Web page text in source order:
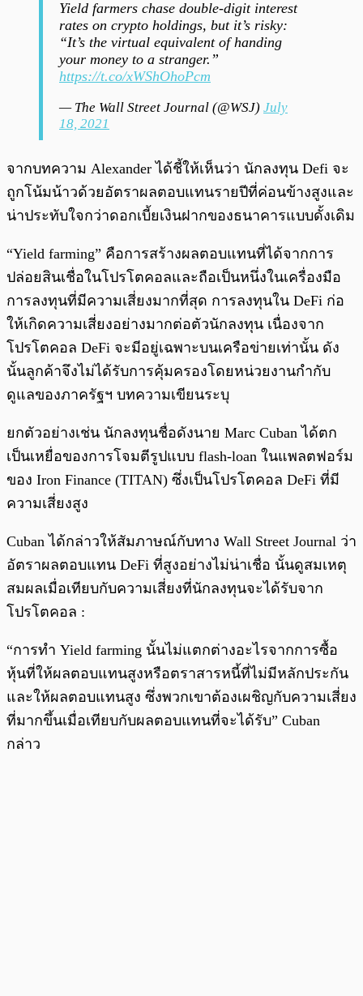
Yield farmers chase double-digit interest
rates on crypto holdings, but it’s risky:
“It’s the virtual equivalent of handing
your money to a stranger.”
https://t.co/xWShOhoPcm
— The Wall Street Journal (@WSJ) July
18, 2021
จากบทความ Alexander ได้ชี้ให้เห็นว่า นักลงทุน Defi จะ
ถูกโน้มน้าวด้วยอัตราผลตอบแทนรายปีที่ค่อนข้างสูงและ
น่าประทับใจกว่าดอกเบี้ยเงินฝากของธนาคารแบบดั้งเดิม
“Yield farming” คือการสร้างผลตอบแทนที่ได้จากการ
ปล่อยสินเชื่อในโปรโตคอลและถือเป็นหนึ่งในเครื่องมือ
การลงทุนที่มีความเสี่ยงมากที่สุด การลงทุนใน DeFi ก่อ
ให้เกิดความเสี่ยงอย่างมากต่อตัวนักลงทุน เนื่องจาก
โปรโตคอล DeFi จะมีอยู่เฉพาะบนเครือข่ายเท่านั้น ดัง
นั้นลูกค้าจึงไม่ได้รับการคุ้มครองโดยหน่วยงานกำกับ
ดูแลของภาครัฐฯ บทความเขียนระบุ
ยกตัวอย่างเช่น นักลงทุนชื่อดังนาย Marc Cuban ได้ตก
เป็นเหยื่อของการโจมตีรูปแบบ flash-loan ในแพลตฟอร์ม
ของ Iron Finance (TITAN) ซึ่งเป็นโปรโตคอล DeFi ที่มี
ความเสี่ยงสูง
Cuban ได้กล่าวให้สัมภาษณ์กับทาง Wall Street Journal ว่า
อัตราผลตอบแทน DeFi ที่สูงอย่างไม่น่าเชื่อ นั้นดูสมเหตุ
สมผลเมื่อเทียบกับความเสี่ยงที่นักลงทุนจะได้รับจาก
โปรโตคอล :
“การทำ Yield farming นั้นไม่แตกต่างอะไรจากการซื้อ
หุ้นที่ให้ผลตอบแทนสูงหรือตราสารหนี้ที่ไม่มีหลักประกัน
และให้ผลตอบแทนสูง ซึ่งพวกเขาต้องเผชิญกับความเสี่ยง
ที่มากขึ้นเมื่อเทียบกับผลตอบแทนที่จะได้รับ” Cuban
กล่าว